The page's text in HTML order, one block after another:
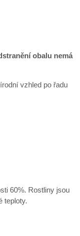
obalu nemá
vzhled po řadu
60%. Rostliny jsou
teploty.